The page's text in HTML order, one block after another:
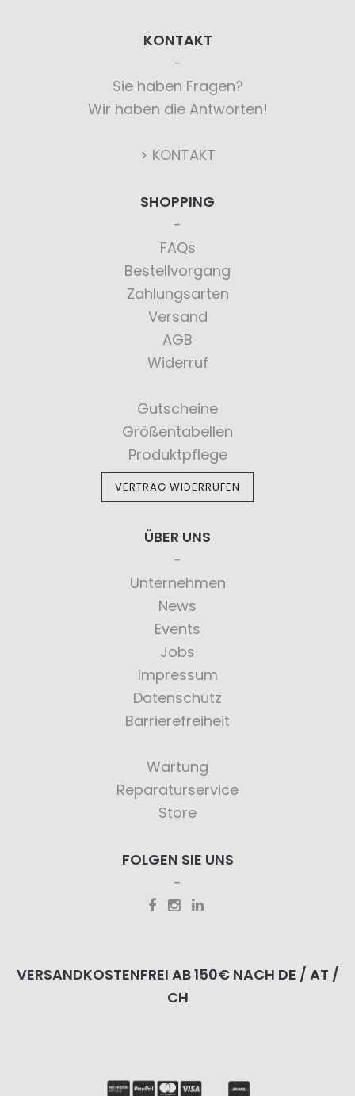
KONTAKT
Sie haben Fragen?
Wir haben die Antworten!
> KONTAKT
SHOPPING
FAQs
Bestellvorgang
Zahlungsarten
Versand
AGB
Widerruf
Gutscheine
Größentabellen
Produktpflege
VERTRAG WIDERRUFEN
ÜBER UNS
Unternehmen
News
Events
Jobs
Impressum
Datenschutz
Barrierefreiheit
Wartung
Reparaturservice
Store
FOLGEN SIE UNS
VERSANDKOSTENFREI AB 150€ NACH DE / AT /
CH